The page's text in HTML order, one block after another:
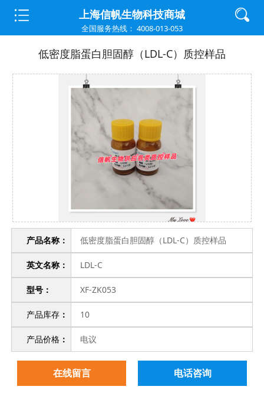
上海信帆生物科技商城
全国服务热线： 4008-013-053
首页> 炎症因子
低密度脂蛋白胆固醇（LDL-C）质控样品
产品名称： 低密度脂蛋白胆固醇（LDL-C）质控样品
英文名称： LDL-C
型号： XF-ZK053
产品库存 ： 10
产品价格 ： 电议
在线留言 电话咨询